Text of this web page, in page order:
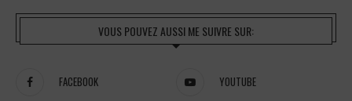
VOUS POUVEZ AUSSI ME SUIVRE SUR:
FACEBOOK YOUTUBE